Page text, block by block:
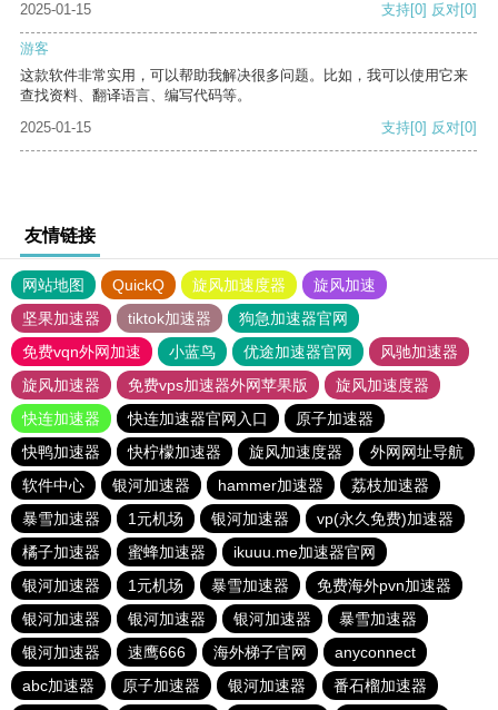
2025-01-15
支持[0] 反对[0]
游客
这款软件非常实用，可以帮助我解决很多问题。比如，我可以使用它来
查找资料、翻译语言、编写代码等。
2025-01-15
支持[0] 反对[0]
友情链接
网站地图 QuickQ 旋风加速度器
旋风加速
坚果加速器
tiktok加速器
狗急加速器官网
免费vqn外网加速
小蓝鸟 优途加速器官网
风驰加速器
旋风加速器
免费vps加速器外网苹果版
旋风加速度器
快连加速器
快连加速器官网入口
原子加速器
快鸭加速器
快柠檬加速器 旋风加速度器
外网网址导航
软件中心
银河加速器 hammer加速器
荔枝加速器
暴雪加速器
1元机场 银河加速器
vp(永久免费)加速器
橘子加速器
蜜蜂加速器
ikuuu.me加速器官网
银河加速器
1元机场 暴雪加速器
免费海外pvn加速器
银河加速器
银河加速器 银河加速器
暴雪加速器
银河加速器
速鹰666 海外梯子官网
anyconnect
abc加速器
原子加速器 银河加速器 番石榴加速器